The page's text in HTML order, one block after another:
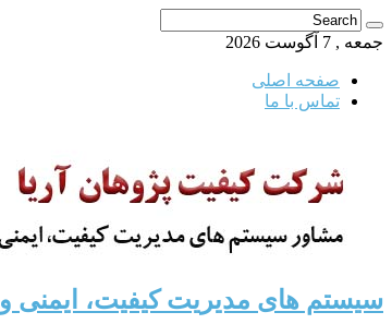
جمعه , 7 آگوست 2026
صفحه اصلی
تماس با ما
سیستم های مدیریت کیفیت، ایمنی و